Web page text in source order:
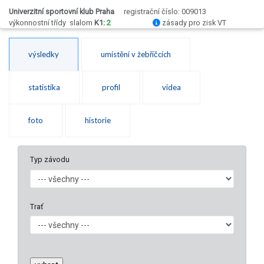
Univerzitní sportovní klub Praha
registrační číslo: 009013
výkonnostní třídy slalom K1: 2 zásady pro zisk VT
výsledky umístění v žebříčcích
statistika profil videa
foto historie
Typ závodu
Trať